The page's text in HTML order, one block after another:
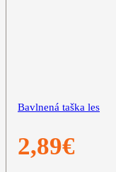
Bavlnená taška les
2,89€